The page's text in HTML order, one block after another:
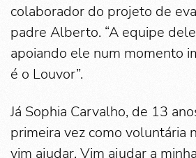
colaborador do projeto de
padre Alberto. “A equipe
apoiando ele num momento
é o Louvor”.
Já Sophia Carvalho, de 13
primeira vez como voluntária
vim ajudar. Vim ajudar a